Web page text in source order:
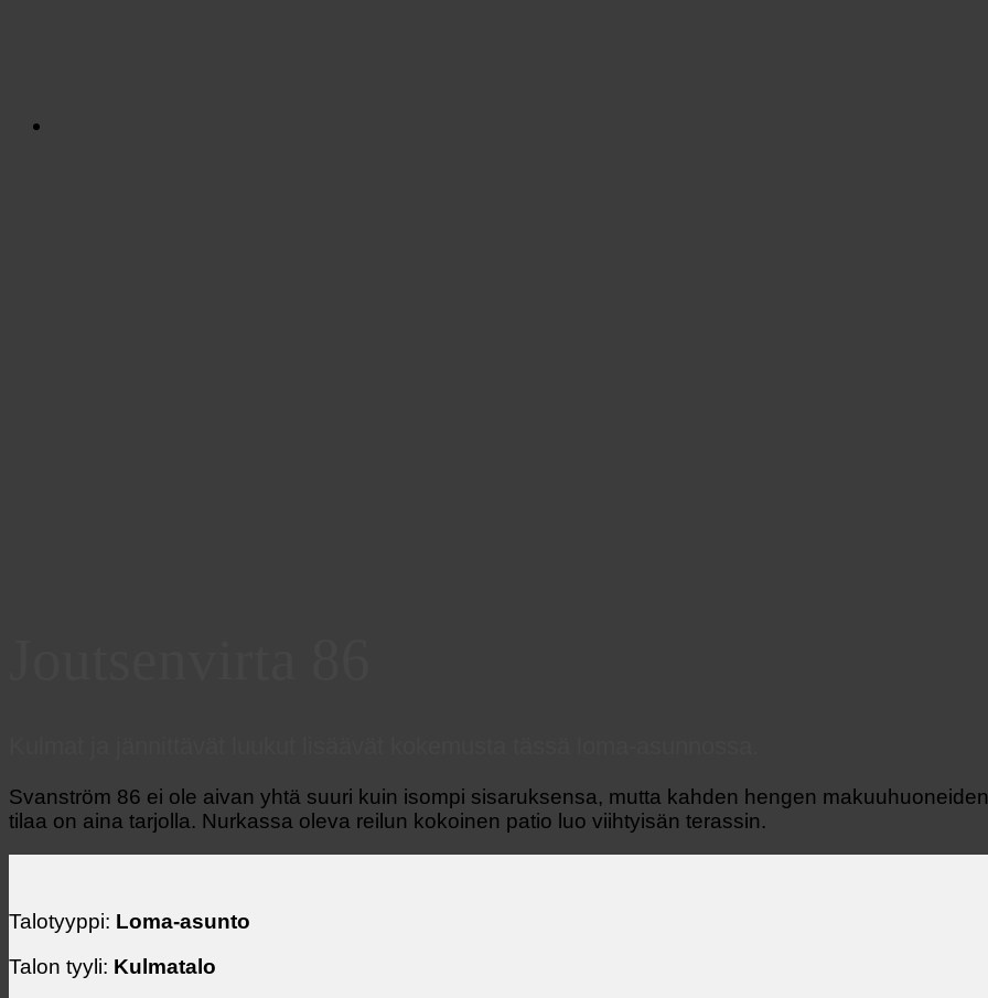
Svanström 86 ei ole aivan yhtä suuri kuin isompi sisaruksensa, mutta kahden hengen
tilaa on aina tarjolla. Nurkassa oleva reilun kokoinen patio luo viihtyisän terassin.
Talotyyppi: Loma-asunto
Talon tyyli: Kulmatalo